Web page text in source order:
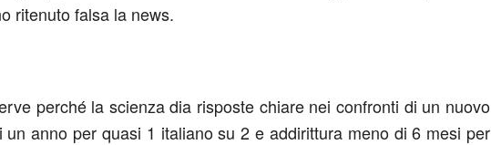
ritenuto falsa la news.
perché la scienza dia risposte chiare nei confronti di un nuovo
un anno per quasi 1 italiano su 2 e addirittura meno di 6 mesi per